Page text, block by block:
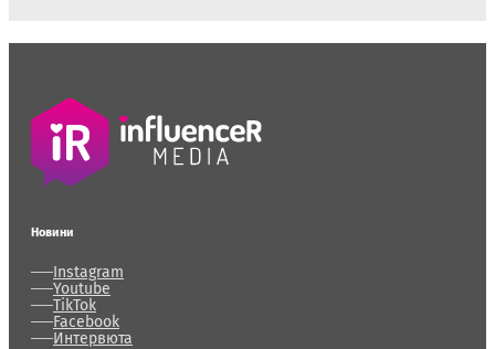
Новини
Instagram
Youtube
TikTok
Facebook
Интервюта